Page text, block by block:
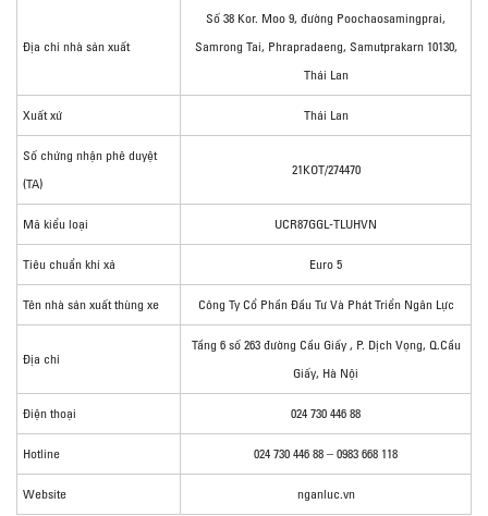
Địa chỉ nhà sản xuất
Số 38 Kor. Moo 9, đường Poochaosamingprai,
Samrong Tai, Phrapradaeng, Samutprakarn 10130,
Thái Lan
Xuất xứ Thái Lan
Số chứng nhận phê duyệt
(TA)
21KOT/274470
Mã kiểu loại UCR87GGL-TLUHVN
Tiêu chuẩn khí xả Euro 5
Tên nhà sản xuất thùng xe Công Ty Cổ Phần Đầu Tư Và Phát Triển Ngân Lực
Địa chỉ
Tầng 6 số 263 đường Cầu Giấy , P. Dịch Vọng, Q.Cầu
Giấy, Hà Nội
Điện thoại 024 730 446 88
Hotline 024 730 446 88 – 0983 668 118
Website nganluc.vn